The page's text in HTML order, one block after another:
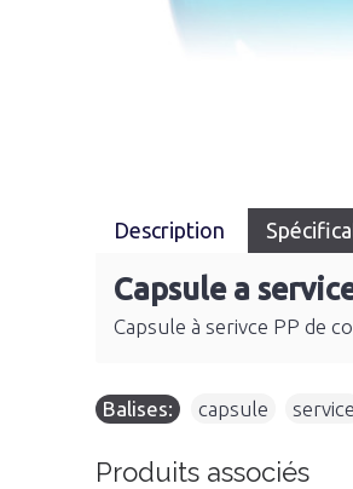
Description
Capsule a
Capsule à serivce PP de
Balises: capsule service
Produits associés